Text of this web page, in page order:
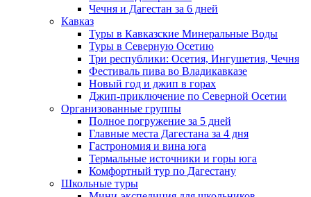
Чечня и Дагестан за 6 дней
Кавказ
Туры в Кавказские Минеральные Воды
Туры в Северную Осетию
Три республики: Осетия, Ингушетия, Чечня
Фестиваль пива во Владикавказе
Новый год и джип в горах
Джип-приключение по Северной Осетии
Организованные группы
Полное погружение за 5 дней
Главные места Дагестана за 4 дня
Гастрономия и вина юга
Термальные источники и горы юга
Комфортный тур по Дагестану
Школьные туры